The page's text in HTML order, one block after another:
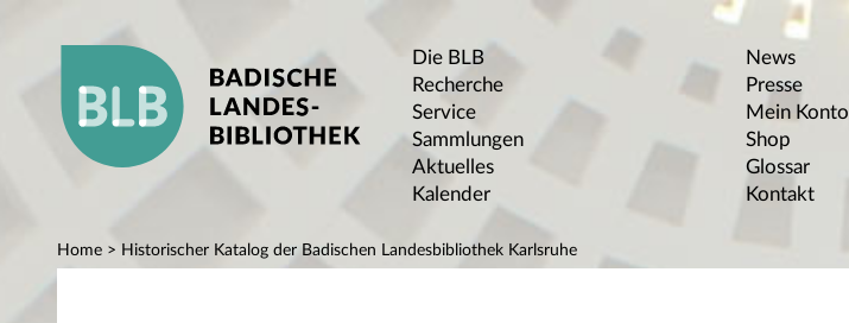
Die BLB
Recherche
Service
Sammlungen
Aktuelles
Kalender
News
Presse
Mein Konto
Shop
Glossar
Kontakt
Home > Historischer Katalog der Badischen Landesbibliothek Karlsruhe